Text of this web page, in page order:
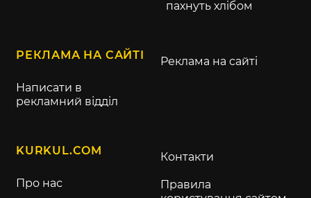
пахнуть хлібом
РЕКЛАМА НА САЙТІ
Написати в
рекламний відділ
Реклама на сайті
KURKUL.COM
Про нас
Контакти
Правила